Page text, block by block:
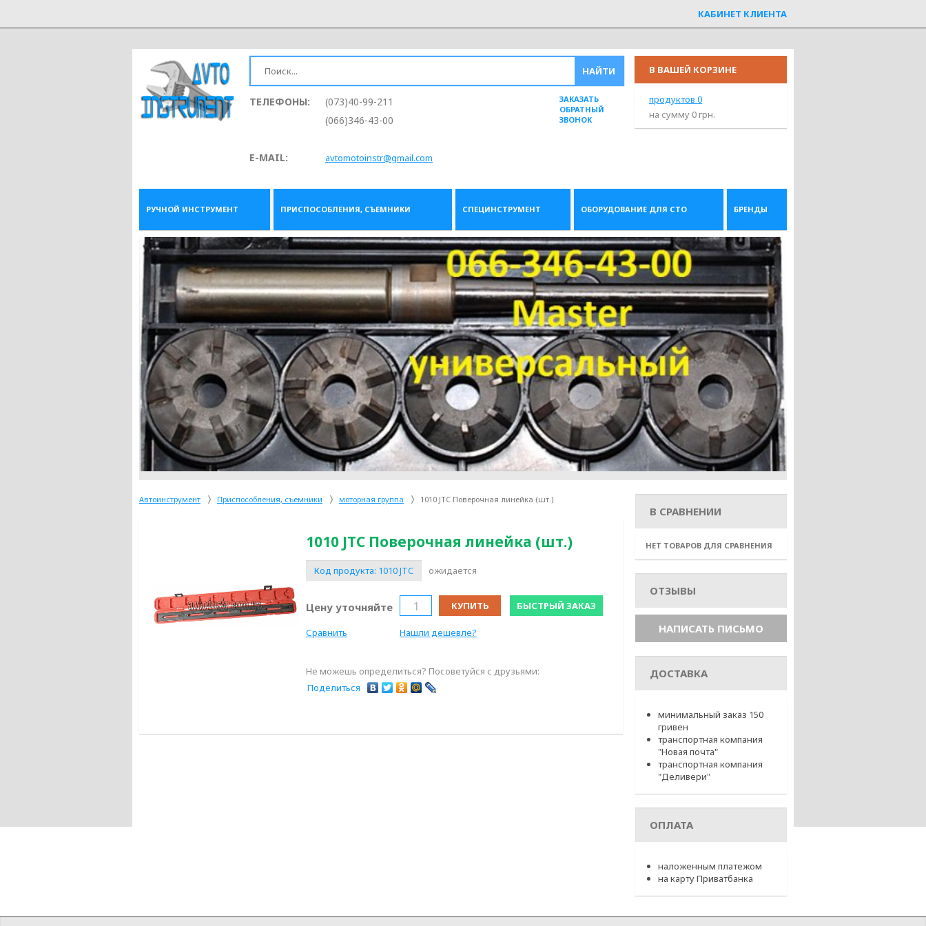
КАБИНЕТ КЛИЕНТА
В ВАШЕЙ КОРЗИНЕ
продуктов 0
на сумму 0 грн.
ТЕЛЕФОНЫ:
(073)40-99-211
(066)346-43-00
ЗАКАЗАТЬ
ОБРАТНЫЙ
ЗВОНОК
E-MAIL: avtomotoinstr@gmail.com
РУЧНОЙ ИНСТРУМЕНТ ПРИСПОСОБЛЕНИЯ, СЪЕМНИКИ СПЕЦИНСТРУМЕНТ ОБОРУДОВАНИЕ ДЛЯ СТО БРЕНДЫ
Автоинструмент Приспособления, съемники моторная группа 1010 JTC Поверочная линейка (шт.)
1010 JTC Поверочная линейка (шт.)
Код продукта: 1010 JTC ожидается
Цену уточняйте КУПИТЬ БЫСТРЫЙ ЗАКАЗ
Сравнить Нашли дешевле?
Не можешь определиться? Посоветуйся с друзьями:
Поделиться
В СРАВНЕНИИ
НЕТ ТОВАРОВ ДЛЯ СРАВНЕНИЯ
ОТЗЫВЫ
ДОСТАВКА
минимальный заказ 150
гривен
транспортная компания
"Новая почта"
транспортная компания
"Деливери"
ОПЛАТА
наложенным платежом
на карту Приватбанка